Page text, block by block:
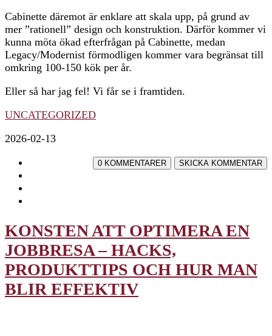
Cabinette däremot är enklare att skala upp, på grund av
mer ”rationell” design och konstruktion. Därför kommer vi
kunna möta ökad efterfrågan på Cabinette, medan
Legacy/Modernist förmodligen kommer vara begränsat till
omkring 100-150 kök per år.
Eller så har jag fel! Vi får se i framtiden.
UNCATEGORIZED
2026-02-13
KONSTEN ATT OPTIMERA EN
JOBBRESA – HACKS,
PRODUKTTIPS OCH HUR MAN
BLIR EFFEKTIV